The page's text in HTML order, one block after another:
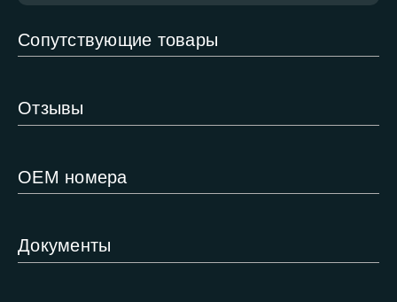
Сопутствующие товары
Отзывы
ОЕМ номера
Документы